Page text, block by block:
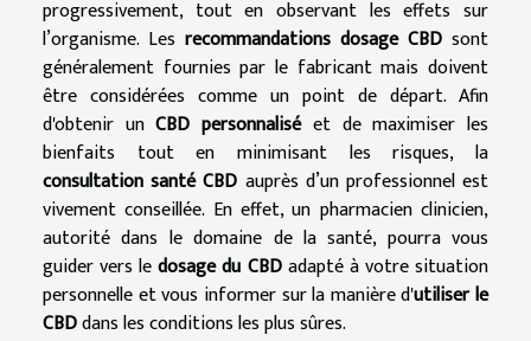
progressivement, tout en observant les effets sur
l’organisme. Les recommandations dosage CBD sont
généralement fournies par le fabricant mais doivent
être considérées comme un point de départ. Afin
d'obtenir unCBD personnaliséet de maximiser les
bienfaits tout en minimisant les risques, la
consultation santé CBD auprès d’un professionnel est
vivement conseillée. En effet, un pharmacien clinicien,
autorité dans le domaine de la santé, pourra vous
guider vers ledosage du CBDadapté à votre situation
personnelle et vous informer sur la manière d'utiliser le
CBDdans les conditions les plus sûres.